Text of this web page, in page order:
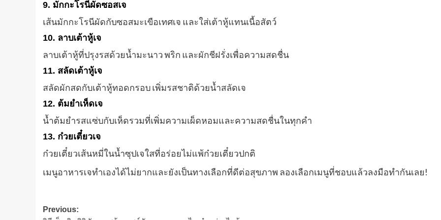
9. มักกะโรนีผัดซอสเจ
เส้นมักกะโรนีผัดกับซอสมะเขือเทศเจ และใส่เต้าหู้แทนเนื้อสัตว์
10. ลาบเต้าหู้เจ
ลาบเต้าหู้ที่ปรุงรสด้วยน้ำมะนาว พริก และผักชีฝรั่งเพื่อความสดชื่น
11. สลัดเต้าหู้เจ
สลัดผักสดกับเต้าหู้ทอดกรอบ เพิ่มรสชาติด้วยน้ำสลัดเจ
12. ต้มยำเห็ดเจ
น้ำต้มยำรสแซ่บกับเห็ดรวมที่เพิ่มความเผ็ดหอมและความสดชื่นในทุกคำ
13. ก๋วยเตี๋ยวเจ
ก๋วยเตี๋ยวเส้นหมี่ในน้ำซุปเจใสที่อร่อยไม่แพ้ก๋วยเตี๋ยวปกติ
เมนูอาหารเจทำเองได้ไม่ยากและยังเป็นทางเลือกที่ดีต่อสุขภาพ ลองเลือกเมนูที่ชอบแล้วลงมือทำกันเลย!
Post
Previous: